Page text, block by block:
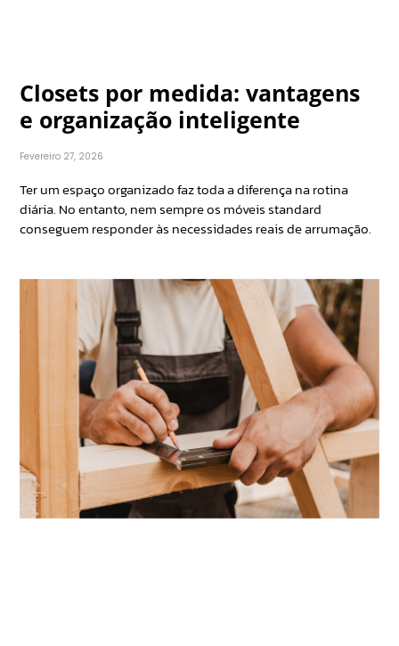
Closets por medida: vantagens
e organização inteligente
Fevereiro 27, 2026
Ter um espaço organizado faz toda a diferença na rotina
diária. No entanto, nem sempre os móveis standard
conseguem responder às necessidades reais de arrumação.